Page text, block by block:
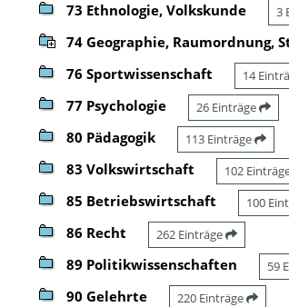
73 Ethnologie, Volkskunde 3
74 Geographie, Raumordnung,
76 Sportwissenschaft 14
77 Psychologie 26 Einträge
80 Pädagogik 113 Einträge
83 Volkswirtschaft 102
85 Betriebswirtschaft 100
86 Recht 262 Einträge
89 Politikwissenschaften 59
90 Gelehrte 220 Einträge